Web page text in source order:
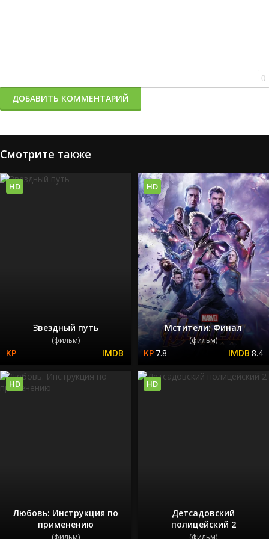
0
ДОБАВИТЬ КОММЕНТАРИЙ
Смотрите также
Звездный путь
(фильм)
HD
Мстители: Финал
(фильм)
7.8 8.4
HD
Любовь: Инструкция по
применению
(фильм)
HD
Детсадовский
полицейский 2
(фильм)
HD